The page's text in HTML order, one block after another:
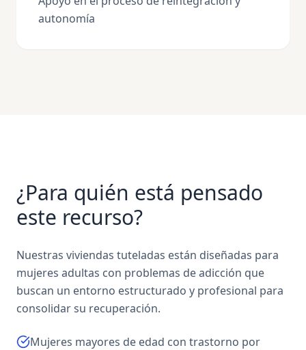
autonomía
¿Para quién está pensado
este recurso?
Nuestras viviendas tuteladas están diseñadas para
mujeres adultas con problemas de adicción que
buscan un entorno estructurado y profesional para
consolidar su recuperación.
Mujeres mayores de edad con trastorno por